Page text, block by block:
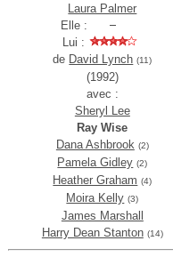
Laura Palmer
Elle :
Lui :
de David Lynch (11)
(1992)
avec :
Sheryl Lee
Ray Wise
Dana Ashbrook (2)
Pamela Gidley (2)
Heather Graham (4)
Moira Kelly (3)
James Marshall
Harry Dean Stanton (14)